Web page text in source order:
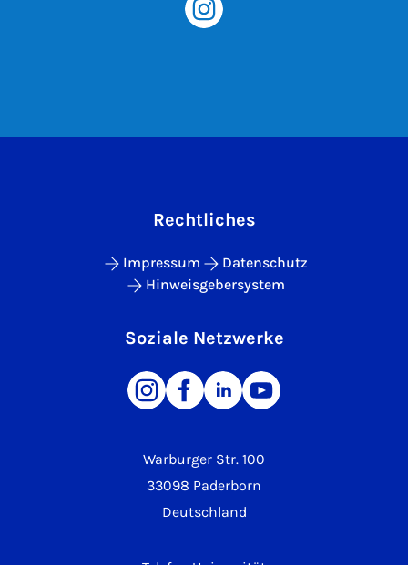
Warburger Str. 100
33098 Paderborn
Deutschland
Rechtliches
Impressum
Datenschutz
Hinweisgebersystem
Soziale Netzwerke